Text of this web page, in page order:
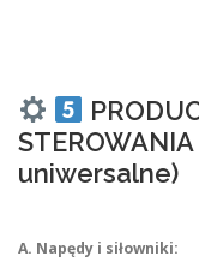
uniwersalne)
A. Napędy i siłowniki: